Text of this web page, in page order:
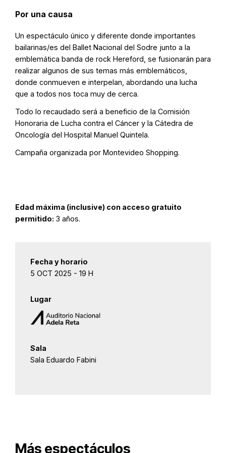
Por una causa
Un espectáculo único y diferente donde importantes
bailarinas/es del Ballet Nacional del Sodre junto a la
emblemática banda de rock Hereford, se fusionarán para
realizar algunos de sus temas más emblemáticos,
donde conmueven e interpelan, abordando una lucha
que a todos nos toca muy de cerca.
Todo lo recaudado será a beneficio de la Comisión
Honoraria de Lucha contra el Cáncer y la Cátedra de
Oncología del Hospital Manuel Quintela.
Campaña organizada por Montevideo Shopping.
Edad máxima (inclusive) con acceso gratuito
permitido: 3 años.
Fecha y horario
5 OCT 2025 - 19 H
Lugar
Sala
Sala Eduardo Fabini
Más espectáculos